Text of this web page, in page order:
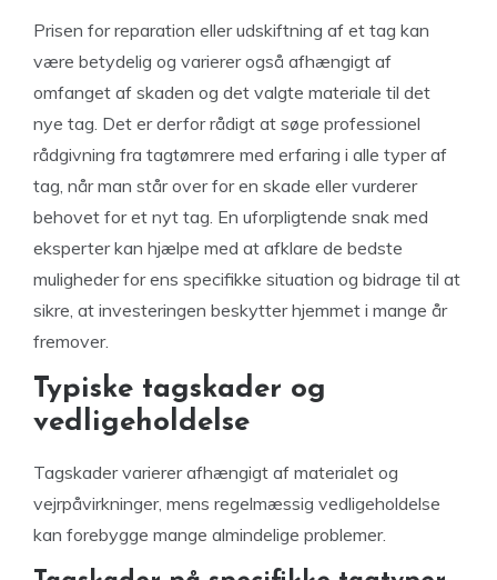
Prisen for reparation eller udskiftning af et tag kan
være betydelig og varierer også afhængigt af
omfanget af skaden og det valgte materiale til det
nye tag. Det er derfor rådigt at søge professionel
rådgivning fra tagtømrere med erfaring i alle typer af
tag, når man står over for en skade eller vurderer
behovet for et nyt tag. En uforpligtende snak med
eksperter kan hjælpe med at afklare de bedste
muligheder for ens specifikke situation og bidrage til at
sikre, at investeringen beskytter hjemmet i mange år
fremover.
Typiske tagskader og
vedligeholdelse
Tagskader varierer afhængigt af materialet og
vejrpåvirkninger, mens regelmæssig vedligeholdelse
kan forebygge mange almindelige problemer.